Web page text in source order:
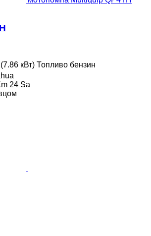
кВт) Топливо бензин
24 Sa